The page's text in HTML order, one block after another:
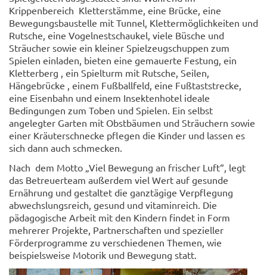
Krippenbereich Kletterstämme, eine Brücke, eine
Bewegungsbaustelle mit Tunnel, Klettermöglichkeiten und
Rutsche, eine Vogelnestschaukel, viele Büsche und
Sträucher sowie ein kleiner Spielzeugschuppen zum
Spielen einladen, bieten eine gemauerte Festung, ein
Kletterberg , ein Spielturm mit Rutsche, Seilen,
Hängebrücke , einem Fußballfeld, eine Fußtaststrecke,
eine Eisenbahn und einem Insektenhotel ideale
Bedingungen zum Toben und Spielen. Ein selbst
angelegter Garten mit Obstbäumen und Sträuchern sowie
einer Kräuterschnecke pflegen die Kinder und lassen es
sich dann auch schmecken.
Nach dem Motto „Viel Bewegung an frischer Luft“, legt
das Betreuerteam außerdem viel Wert auf gesunde
Ernährung und gestaltet die ganztägige Verpflegung
abwechslungsreich, gesund und vitaminreich. Die
pädagogische Arbeit mit den Kindern findet in Form
mehrerer Projekte, Partnerschaften und spezieller
Förderprogramme zu verschiedenen Themen, wie
beispielsweise Motorik und Bewegung statt.